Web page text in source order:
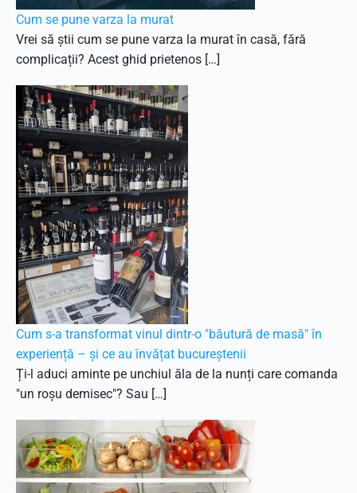
Cum se pune varza la murat
Vrei să știi cum se pune varza la murat în casă, fără
complicații? Acest ghid prietenos […]
Cum s-a transformat vinul dintr-o "băutură de masă" în
experiență – și ce au învățat bucureștenii
Ți-l aduci aminte pe unchiul ăla de la nunți care comanda
"un roșu demisec"? Sau […]